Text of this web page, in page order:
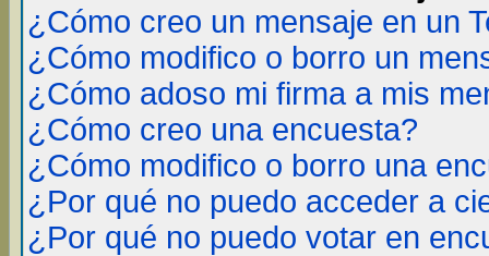
¿Cómo creo un mensaje en un
¿Cómo modifico o borro un
¿Cómo adoso mi firma a mis
¿Cómo creo una encuesta?
¿Cómo modifico o borro una
¿Por qué no puedo acceder a
¿Por qué no puedo votar en